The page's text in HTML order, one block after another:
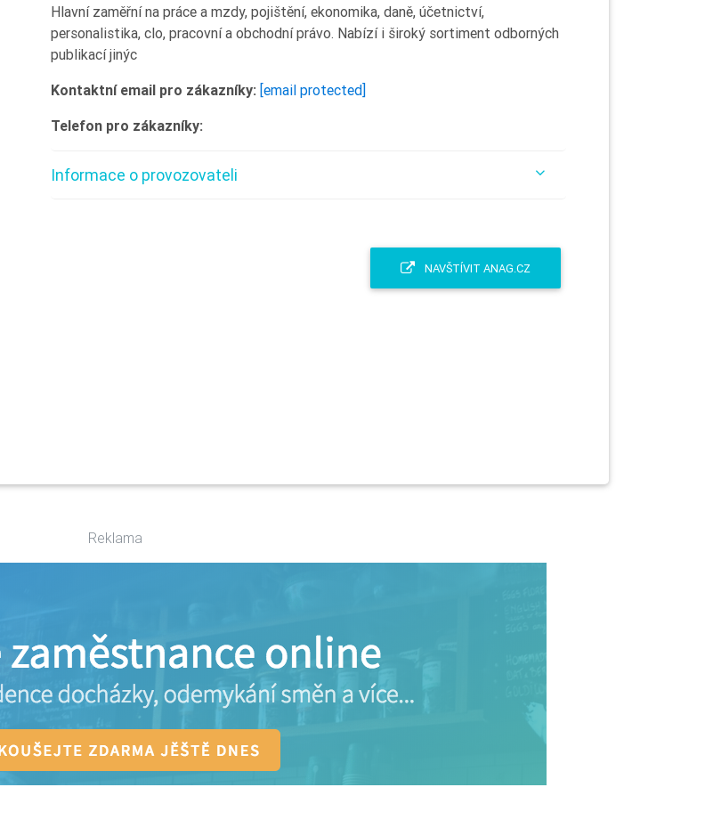
Hlavní zaměřní na práce a mzdy, pojištění, ekonomika, daně, účetnictví,
personalistika, clo, pracovní a obchodní právo. Nabízí i široký sortiment odborných
publikací jinýc
Kontaktní email pro zákazníky: [email protected]
Telefon pro zákazníky:
Informace o provozovateli
NAVŠTÍVIT ANAG.CZ
Reklama